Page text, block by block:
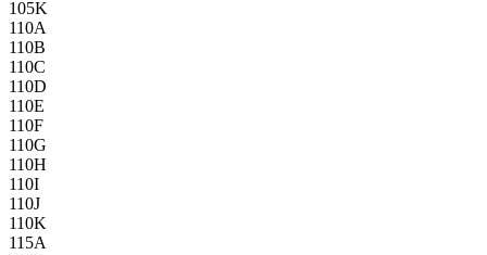
105K
110A
110B
110C
110D
110E
110F
110G
110H
110I
110J
110K
115A